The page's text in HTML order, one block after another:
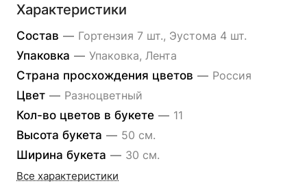
Характеристики
Состав — Гортензия 7 шт., Эустома 4 шт.
Упаковка — Упаковка, Лента
Страна просхождения цветов — Россия
Цвет — Разноцветный
Кол-во цветов в букете — 11
Высота букета — 50 см.
Ширина букета — 30 см.
Все характеристики